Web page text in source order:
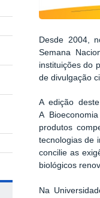
Desde 2004,
Semana
instituições do
de divulgação
A edição
A
produtos
tecnologias de
concilie as
biológicos
Na